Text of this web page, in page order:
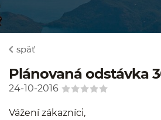
späť
Plánovaná odstávka
24-10-2016
Vážení zákazníci,